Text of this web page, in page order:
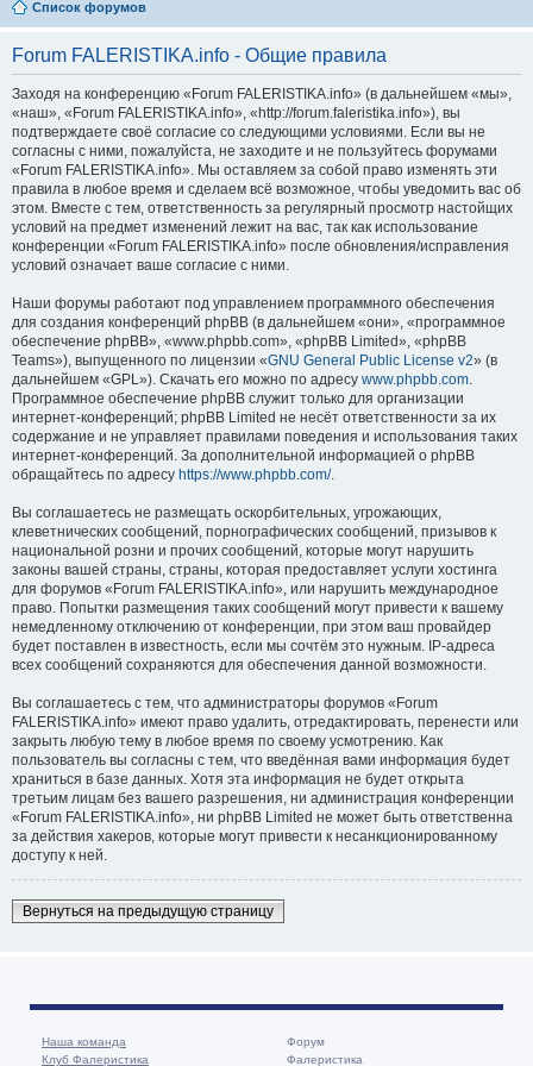
Список форумов
Forum FALERISTIKA.info - Общие правила
Заходя на конференцию «Forum FALERISTIKA.info» (в дальнейшем «мы»,
«наш», «Forum FALERISTIKA.info», «http://forum.faleristika.info»), вы
подтверждаете своё согласие со следующими условиями. Если вы не
согласны с ними, пожалуйста, не заходите и не пользуйтесь форумами
«Forum FALERISTIKA.info». Мы оставляем за собой право изменять эти
правила в любое время и сделаем всё возможное, чтобы уведомить вас об
этом. Вместе с тем, ответственность за регулярный просмотр настойщих
условий на предмет изменений лежит на вас, так как использование
конференции «Forum FALERISTIKA.info» после обновления/исправления
условий означает ваше согласие с ними.
Наши форумы работают под управлением программного обеспечения
для создания конференций phpBB (в дальнейшем «они», «программное
обеспечение phpBB», «www.phpbb.com», «phpBB Limited», «phpBB
Teams»), выпущенного по лицензии «GNU General Public License v2» (в
дальнейшем «GPL»). Скачать его можно по адресу www.phpbb.com.
Программное обеспечение phpBB служит только для организации
интернет-конференций; phpBB Limited не несёт ответственности за их
содержание и не управляет правилами поведения и использования таких
интернет-конференций. За дополнительной информацией о phpBB
обращайтесь по адресу https://www.phpbb.com/.
Вы соглашаетесь не размещать оскорбительных, угрожающих,
клеветнических сообщений, порнографических сообщений, призывов к
национальной розни и прочих сообщений, которые могут нарушить
законы вашей страны, страны, которая предоставляет услуги хостинга
для форумов «Forum FALERISTIKA.info», или нарушить международное
право. Попытки размещения таких сообщений могут привести к вашему
немедленному отключению от конференции, при этом ваш провайдер
будет поставлен в известность, если мы сочтём это нужным. IP-адреса
всех сообщений сохраняются для обеспечения данной возможности.
Вы соглашаетесь с тем, что администраторы форумов «Forum
FALERISTIKA.info» имеют право удалить, отредактировать, перенести или
закрыть любую тему в любое время по своему усмотрению. Как
пользователь вы согласны с тем, что введённая вами информация будет
храниться в базе данных. Хотя эта информация не будет открыта
третьим лицам без вашего разрешения, ни администрация конференции
«Forum FALERISTIKA.info», ни phpBB Limited не может быть ответственна
за действия хакеров, которые могут привести к несанкционированному
доступу к ней.
Вернуться на предыдущую страницу
Наша команда
Клуб Фалеристика
Форум
Фалеристика